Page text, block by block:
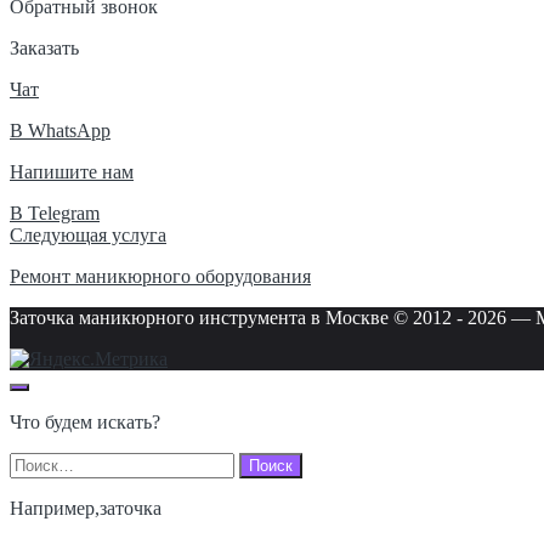
Обратный звонок
Заказать
Чат
В WhatsApp
Напишите нам
В Telegram
Навигация
по
записям
Следующая услуга
Ремонт маникюрного оборудования
Заточка маникюрного инструмента в Москве © 2012 - 2026 —
Что будем искать?
Найти:
Например,заточка